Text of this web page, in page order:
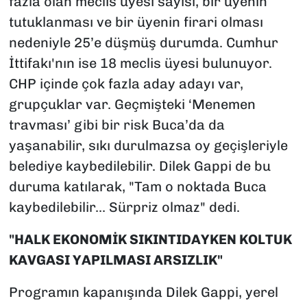
tutuklanması ve bir üyenin firari olması
nedeniyle 25’e düşmüş durumda. Cumhur
İttifakı'nın ise 18 meclis üyesi bulunuyor.
CHP içinde çok fazla aday adayı var,
grupçuklar var. Geçmişteki ‘Menemen
travması’ gibi bir risk Buca’da da
yaşanabilir, sıkı durulmazsa oy geçişleriyle
belediye kaybedilebilir. Dilek Gappi de bu
duruma katılarak, "Tam o noktada Buca
kaybedilebilir... Sürpriz olmaz" dedi.
"HALK EKONOMİK SIKINTIDAYKEN KOLTUK
KAVGASI YAPILMASI ARSIZLIK"
Programın kapanışında Dilek Gappi, yerel